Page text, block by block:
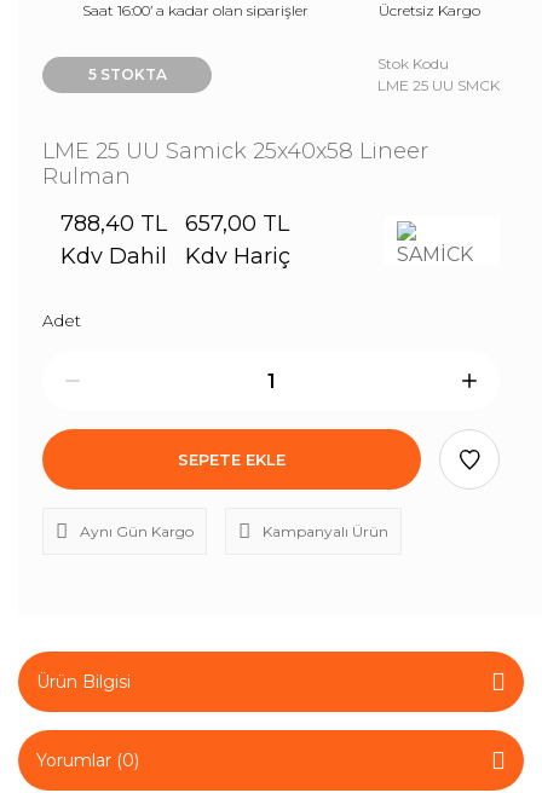
Saat 16:00’ a kadar olan siparişler
Ücretsiz Kargo
5 STOKTA
Stok Kodu
LME 25 UU SMCK
LME 25 UU Samick 25x40x58 Lineer
Rulman
788,40 TL
Kdv Dahil
657,00 TL
Kdv Hariç
Adet
SEPETE EKLE
Aynı Gün Kargo Kampanyalı Ürün
Ürün Bilgisi
Yorumlar (0)